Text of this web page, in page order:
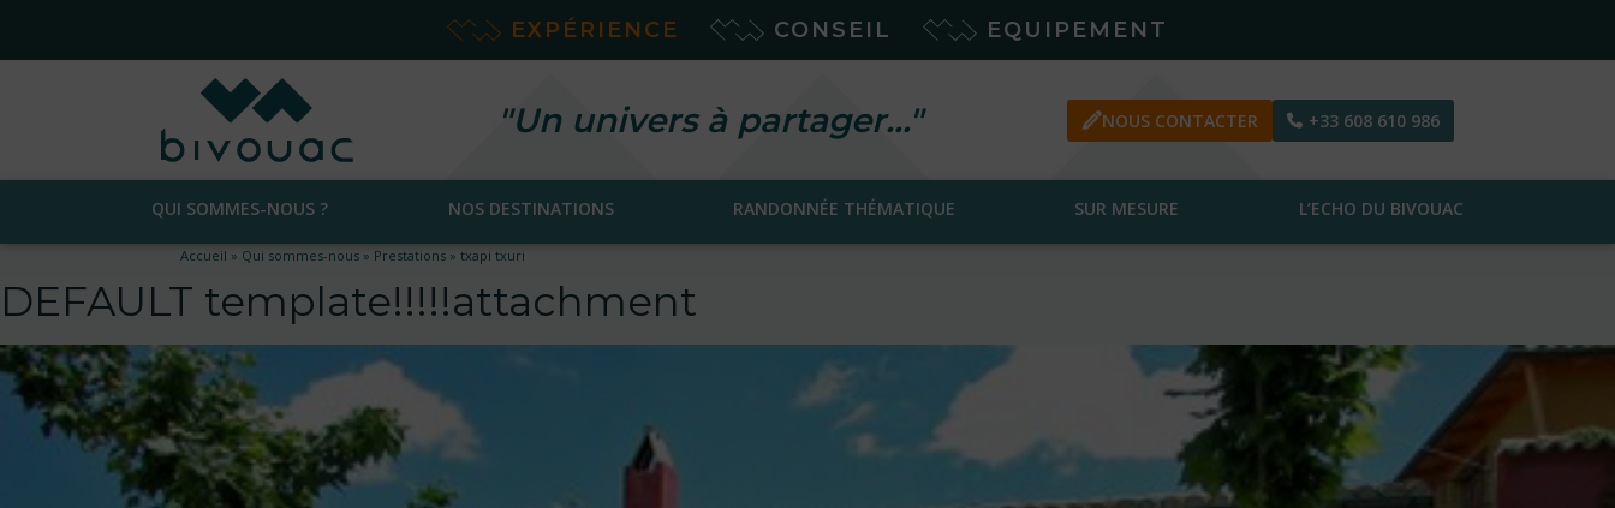
EXPÉRIENCE CONSEIL EQUIPEMENT
"Un univers à partager…" NOUS CONTACTER +33 608 610 986
QUI SOMMES-NOUS ? NOS DESTINATIONS RANDONNÉE THÉMATIQUE SUR MESURE L’ECHO DU BIVOUAC
Accueil » Qui sommes-nous » Prestations » txapi txuri
DEFAULT template!!!!!attachment